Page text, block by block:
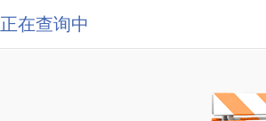
正在查询中